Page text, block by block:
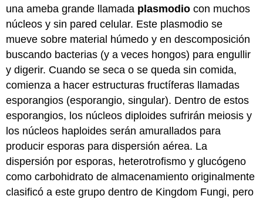
una ameba grande llamada plasmodio con muchos
núcleos y sin pared celular. Este plasmodio se
mueve sobre material húmedo y en descomposición
buscando bacterias (y a veces hongos) para engullir
y digerir. Cuando se seca o se queda sin comida,
comienza a hacer estructuras fructíferas llamadas
esporangios (esporangio, singular). Dentro de estos
esporangios, los núcleos diploides sufrirán meiosis y
los núcleos haploides serán amurallados para
producir esporas para dispersión aérea. La
dispersión por esporas, heterotrofismo y glucógeno
como carbohidrato de almacenamiento originalmente
clasificó a este grupo dentro de Kingdom Fungi, pero